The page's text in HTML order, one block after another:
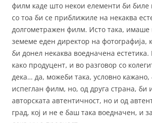
филм каде што некои елементи би
со тоа би се приближиле на некаква
долгометражен филм. Исто така, имаше
земеме еден директор на фотографија,
би донел некаква воедначена естетика.
како продуцент, и во разговор со
дека… да, можеби така, условно
испеглан филм, но, од друга страна, би
авторската автентичност, но и од
град, кој и не е баш така воедначен, и